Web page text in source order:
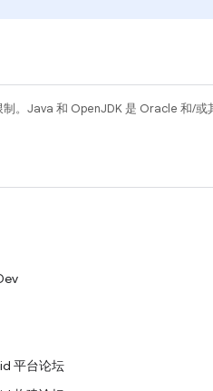
。Java 和 OpenJDK 是 Oracle 和/或
平台论坛